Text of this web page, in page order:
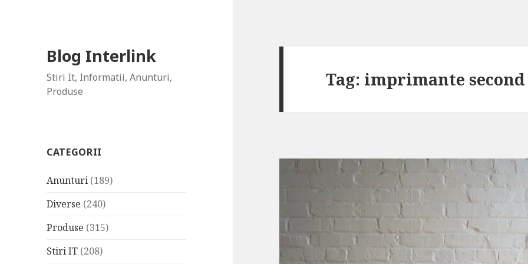
Blog Interlink
Stiri It, Informatii, Anunturi,
Produse
CATEGORII
Anunturi (189)
Diverse (240)
Produse (315)
Stiri IT (208)
Tag: imprimante